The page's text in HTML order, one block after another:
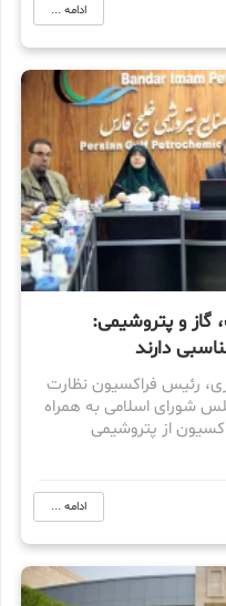
ادامه ...
و پتروشیمی:
دارند
قصیری، رئیس فراکسیون نظارت
شورای اسلامی به همراه
از پتروشیمی
ادامه ...